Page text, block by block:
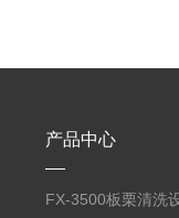
产品中心
FX-3500板栗清洗